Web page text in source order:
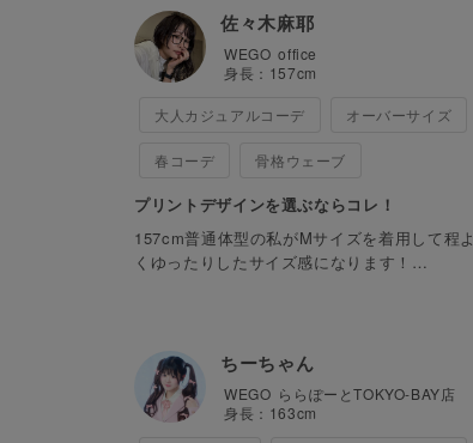
裏毛仕様で薄すぎず、厚すぎない生地感です！
1枚ではもちろん、インナー合わせもしても使
えるので長く着用していただけます！
ユニセックスで着用していただけるので、お揃
いやプレゼントにも！
佐々木麻耶
WEGO office
身長： 157cm
大人カジュアルコーデ オーバーサイズ
春コーデ 骨格ウェーブ
プリントデザインを選ぶならコレ！
157cm普通体型の私がMサイズを着用して程よ
くゆったりしたサイズ感になります！
プルオーバー生地の中でも薄めの厚さなので、
秋から春先まで長く着用いただけます🙆‍♀️
プリントデザインも豊富なので、好みの1着を
ちーちゃん
WEGO ららぽーとTOKYO-BAY店
身長： 163cm